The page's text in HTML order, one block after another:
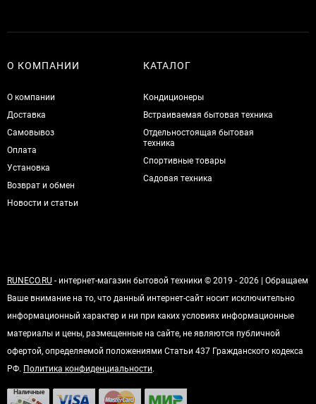
О КОМПАНИИ
О компании
Доставка
Самовывоз
Оплата
Установка
Возврат и обмен
Новости и статьи
КАТАЛОГ
Кондиционеры
Встраиваемая бытовая техника
Отдельностоящая бытовая
техника
Спортивные товары
Садовая техника
RUNECO.RU - интернет-магазин бытовой техники © 2019 - 2026 | Обращаем
Ваше внимание на то, что данный интернет-сайт носит исключительно
информационный характер и ни при каких условиях информационные
материалы и цены, размещенные на сайте, не являются публичной
офертой, определяемой положениями Статьи 437 Гражданского кодекса
РФ. Политика конфиденциальности.